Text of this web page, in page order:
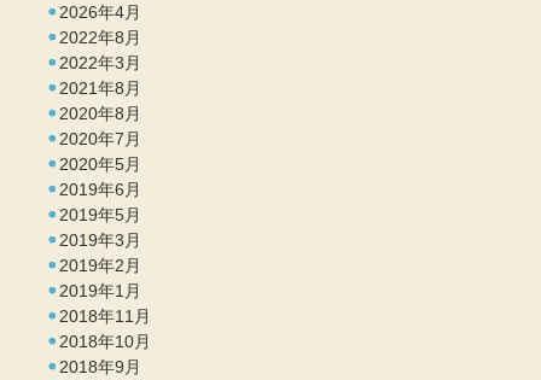
2026年4月
2022年8月
2022年3月
2021年8月
2020年8月
2020年7月
2020年5月
2019年6月
2019年5月
2019年3月
2019年2月
2019年1月
2018年11月
2018年10月
2018年9月